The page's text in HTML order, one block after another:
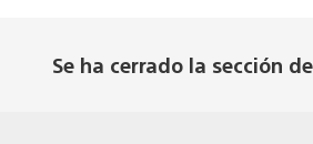
Se ha cerrado la sección